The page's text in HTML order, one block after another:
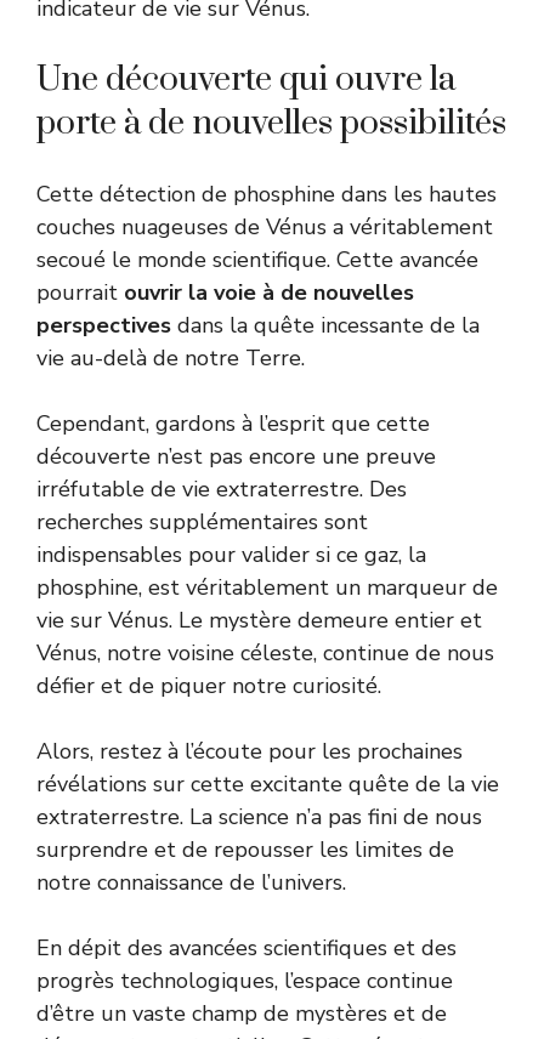
indicateur de vie sur Vénus.
Une découverte qui ouvre la
porte à de nouvelles possibilités
Cette détection de phosphine dans les hautes
couches nuageuses de Vénus a véritablement
secoué le monde scientifique. Cette avancée
pourrait ouvrir la voie à de nouvelles
perspectives dans la quête incessante de la
vie au-delà de notre Terre.
Cependant, gardons à l’esprit que cette
découverte n’est pas encore une preuve
irréfutable de vie extraterrestre. Des
recherches supplémentaires sont
indispensables pour valider si ce gaz, la
phosphine, est véritablement un marqueur de
vie sur Vénus. Le mystère demeure entier et
Vénus, notre voisine céleste, continue de nous
défier et de piquer notre curiosité.
Alors, restez à l’écoute pour les prochaines
révélations sur cette excitante quête de la vie
extraterrestre. La science n’a pas fini de nous
surprendre et de repousser les limites de
notre connaissance de l’univers.
En dépit des avancées scientifiques et des
progrès technologiques, l’espace continue
d’être un vaste champ de mystères et de